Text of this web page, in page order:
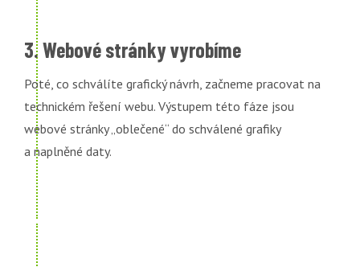
3. Webové stránky vyrobíme
Poté, co schválíte grafický návrh, začneme pracovat na
technickém řešení webu. Výstupem této fáze jsou
webové stránky „oblečené“ do schválené grafiky
a naplněné daty.